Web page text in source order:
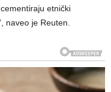
etnički
naveo je Reuten.